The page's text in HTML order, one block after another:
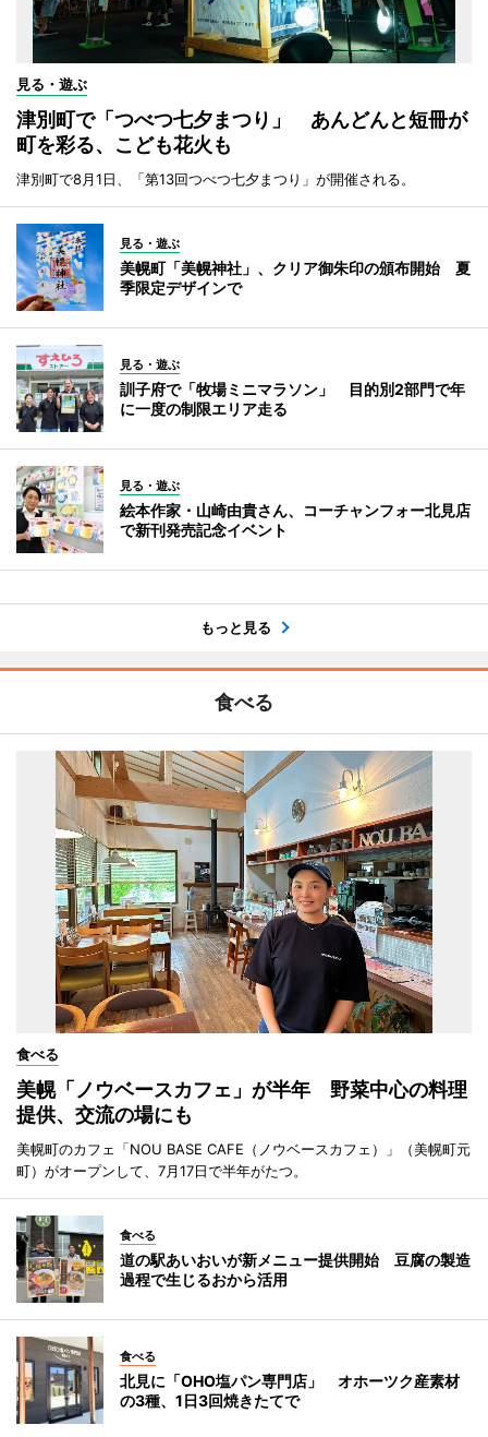
見る・遊ぶ
津別町で「つべつ七夕まつり」 あんどんと短冊が
町を彩る、こども花火も
津別町で8月1日、「第13回つべつ七夕まつり」が開催される。
見る・遊ぶ
美幌町「美幌神社」、クリア御朱印の頒布開始 夏
季限定デザインで
見る・遊ぶ
訓子府で「牧場ミニマラソン」 目的別2部門で年
に一度の制限エリア走る
見る・遊ぶ
絵本作家・山崎由貴さん、コーチャンフォー北見店
で新刊発売記念イベント
もっと見る
食べる
食べる
美幌「ノウベースカフェ」が半年 野菜中心の料理
提供、交流の場にも
美幌町のカフェ「NOU BASE CAFE（ノウベースカフェ）」（美幌町元
町）がオープンして、7月17日で半年がたつ。
食べる
道の駅あいおいが新メニュー提供開始 豆腐の製造
過程で生じるおから活用
食べる
北見に「OHO塩パン専門店」 オホーツク産素材
の3種、1日3回焼きたてで